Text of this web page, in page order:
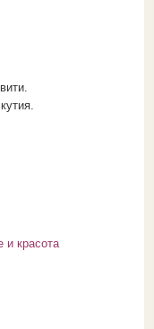
и красота